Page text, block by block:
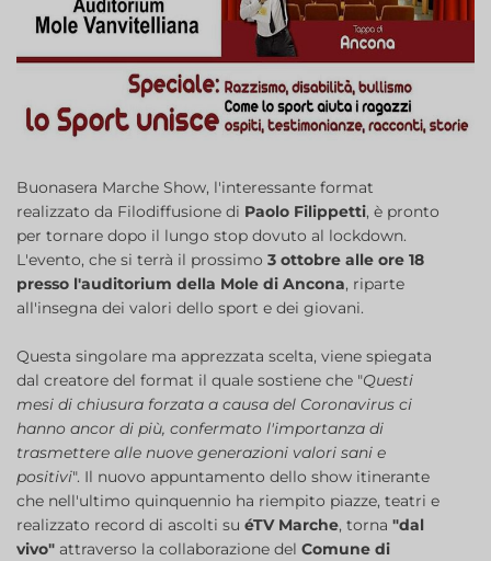
Buonasera Marche Show, l'interessante format
realizzato da Filodiffusione di Paolo Filippetti, è pronto
per tornare dopo il lungo stop dovuto al lockdown.
L'evento, che si terrà il prossimo 3 ottobre alle ore 18
presso l'auditorium della Mole di Ancona, riparte
all'insegna dei valori dello sport e dei giovani.
Questa singolare ma apprezzata scelta, viene spiegata
dal creatore del format il quale sostiene che "Questi
mesi di chiusura forzata a causa del Coronavirus ci
hanno ancor di più, confermato l'importanza di
trasmettere alle nuove generazioni valori sani e
positivi". Il nuovo appuntamento dello show itinerante
che nell'ultimo quinquennio ha riempito piazze, teatri e
realizzato record di ascolti su éTV Marche, torna "dal
vivo" attraverso la collaborazione del Comune di